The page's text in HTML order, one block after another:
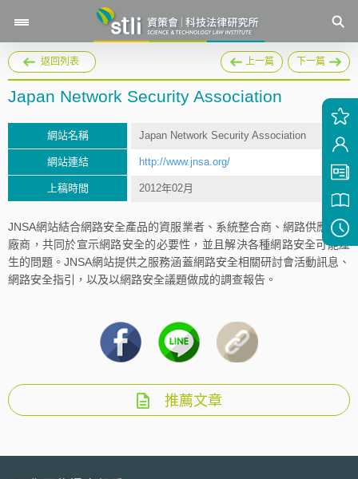
返回列表 上一篇 下一篇
Japan Network Security Association
網站名稱 Japan Network Security Association
網站連結 http://www.jnsa.org/
上稿時間 2012年02月
JNSA網站結合網路安全產品的資服業者、系統整合商、網路供應商等
廠商，共同於宣示網路安全的必要性，並且解決各種網路安全可能產
生的問題。JNSA網站提供之服務涵蓋網路安全相關研討會活動訊息、
網路安全指引，以及以網路安全議題做成的調查報告。
推薦文章